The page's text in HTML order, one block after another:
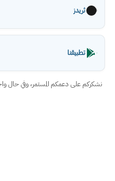
ثريدز
تطبيقنا
نشكركم على دعمكم المستمر، وفي حال